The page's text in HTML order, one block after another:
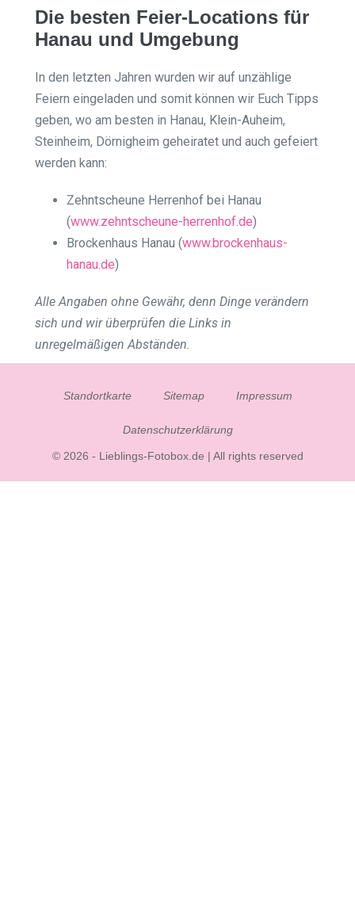
Die besten Feier-Locations für
Hanau und Umgebung
In den letzten Jahren wurden wir auf unzählige
Feiern eingeladen und somit können wir Euch Tipps
geben, wo am besten in Hanau, Klein-Auheim,
Steinheim, Dörnigheim geheiratet und auch gefeiert
werden kann:
Zehntscheune Herrenhof bei Hanau
(www.zehntscheune-herrenhof.de)
Brockenhaus Hanau (www.brockenhaus-
hanau.de)
Alle Angaben ohne Gewähr, denn Dinge verändern
sich und wir überprüfen die Links in
unregelmäßigen Abständen.
Standortkarte Sitemap Impressum
Datenschutzerklärung
© 2026 - Lieblings-Fotobox.de | All rights reserved